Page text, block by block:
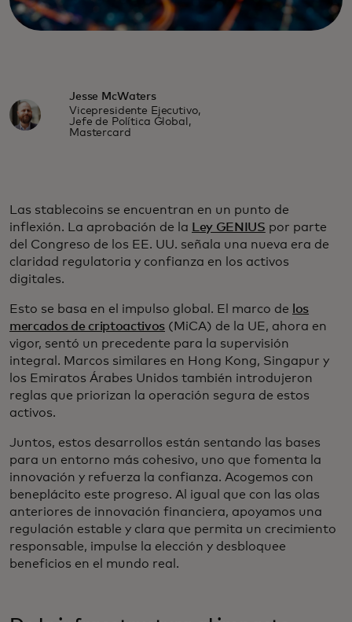
Jesse McWaters
Vicepresidente Ejecutivo,
Jefe de Política Global,
Mastercard
Las stablecoins se encuentran en un punto de
inflexión. La aprobación de la Ley GENIUS por parte
del Congreso de los EE. UU. señala una nueva era de
claridad regulatoria y confianza en los activos
digitales.
Esto se basa en el impulso global. El marco de
los
mercados de criptoactivos (MiCA) de la UE, ahora en
vigor, sentó un precedente para la supervisión
integral. Marcos similares en Hong Kong, Singapur y
los Emiratos Árabes Unidos también introdujeron
reglas que priorizan la operación segura de estos
activos.
Juntos, estos desarrollos están sentando las bases
para un entorno más cohesivo, uno que fomenta la
innovación y refuerza la confianza. Acogemos con
beneplácito este progreso. Al igual que con las olas
anteriores de innovación financiera, apoyamos una
regulación estable y clara que permita un crecimiento
responsable, impulse la elección y desbloquee
beneficios en el mundo real.